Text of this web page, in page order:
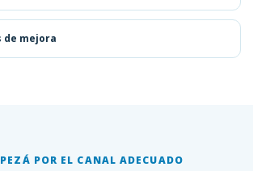
de mejora
POR EL CANAL ADECUADO